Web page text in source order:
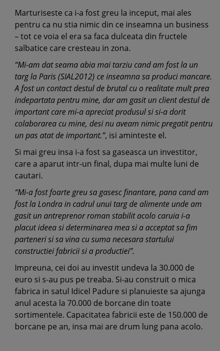
Marturiseste ca i-a fost greu la inceput, mai ales
pentru ca nu stia nimic din ce inseamna un business
– tot ce voia el era sa faca dulceata din fructele
salbatice care cresteau in zona.
“Mi-am dat seama abia mai tarziu cand am fost la un
targ la Paris (SIAL2012) ce inseamna sa produci mancare.
A fost un contact destul de brutal cu o realitate mult prea
indepartata pentru mine, dar am gasit un client destul de
important care mi-a apreciat produsul si si-a dorit
colaborarea cu mine, desi nu aveam nimic pregatit pentru
un pas atat de important.”, isi aminteste el.
Si mai greu insa i-a fost sa gaseasca un investitor,
care a aparut intr-un final, dupa mai multe luni de
cautari.
“Mi-a fost foarte greu sa gasesc finantare, pana cand am
fost la Londra in cadrul unui targ de alimente unde am
gasit un antreprenor roman stabilit acolo caruia i-a
placut ideea si determinarea mea si a acceptat sa fim
parteneri si sa vina cu suma necesara startului
constructiei fabricii si a productiei”.
Impreuna, cei doi au investit undeva la 30.000 de
euro si s-au pus pe treaba. Si-au construit o mica
fabrica in satul Idicel Padure si planuieste sa ajunga
anul acesta la 70.000 de borcane din toate
sortimentele. Capacitatea fabricii este de 150.000 de
borcane pe an, insa mai are drum lung pana acolo.